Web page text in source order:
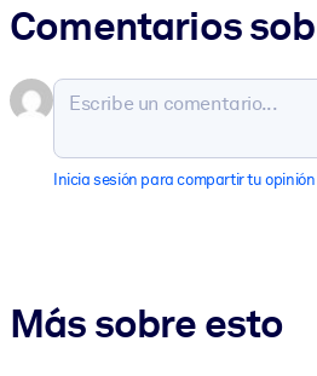
Comentarios
Inicia sesión para compartir tu opinión
Más sobre esto